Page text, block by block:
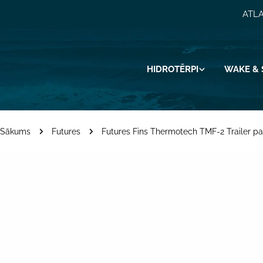
HIDROTĒRPI WAKE &
Sākums Futures Futures Fins Thermotech TMF-2 Trailer